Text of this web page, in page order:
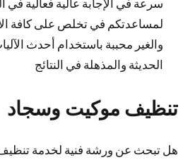
لمساعدتكم في تخلص على كافة
والغير محببة باستخدام أحدث
الحديثة والمذهلة في النتائج
تنظيف موكيت وسجاد
هل تبحث عن ورشة فنية لخدمة